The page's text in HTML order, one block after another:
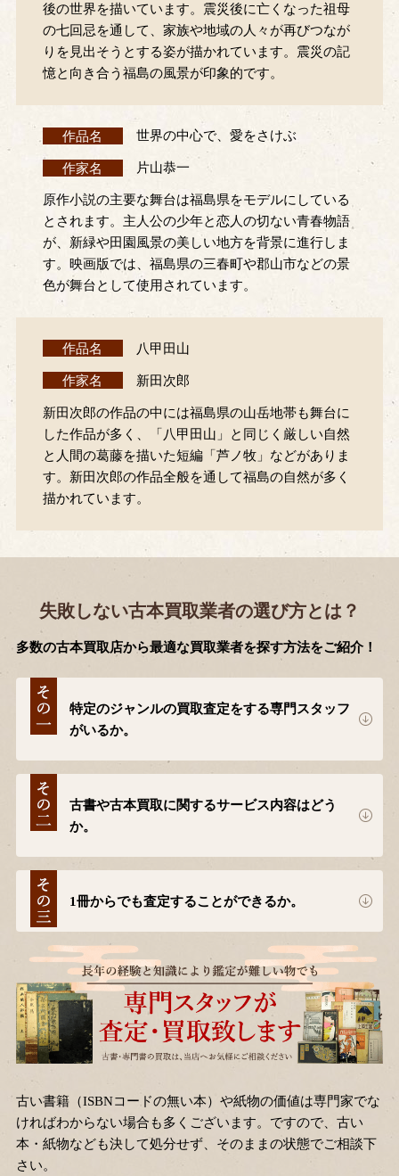
後の世界を描いています。震災後に亡くなった祖母
の七回忌を通して、家族や地域の人々が再びつなが
りを見出そうとする姿が描かれています。震災の記
憶と向き合う福島の風景が印象的です。
作品名 世界の中心で、愛をさけぶ
作家名 片山恭一
原作小説の主要な舞台は福島県をモデルにしている
とされます。主人公の少年と恋人の切ない青春物語
が、新緑や田園風景の美しい地方を背景に進行しま
す。映画版では、福島県の三春町や郡山市などの景
色が舞台として使用されています。
作品名 八甲田山
作家名 新田次郎
新田次郎の作品の中には福島県の山岳地帯も舞台に
した作品が多く、「八甲田山」と同じく厳しい自然
と人間の葛藤を描いた短編「芦ノ牧」などがありま
す。新田次郎の作品全般を通して福島の自然が多く
描かれています。
失敗しない古本買取業者の選び方とは？
多数の古本買取店から最適な買取業者を探す方法をご紹介！
特定のジャンルの買取査定をする専門スタッフ
がいるか。
古書や古本買取に関するサービス内容はどう
か。
1冊からでも査定することができるか。
古い書籍（ISBNコードの無い本）や紙物の価値は専門家でな
ければわからない場合も多くございます。ですので、古い
本・紙物なども決して処分せず、そのままの状態でご相談下
さい。